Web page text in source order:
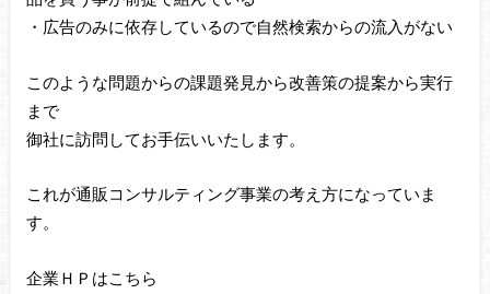
・広告のみに依存しているので自然検索からの流入がない
このような問題からの課題発見から改善策の提案から実行
まで
御社に訪問してお手伝いいたします。
これが通販コンサルティング事業の考え方になっていま
す。
企業ＨＰはこちら